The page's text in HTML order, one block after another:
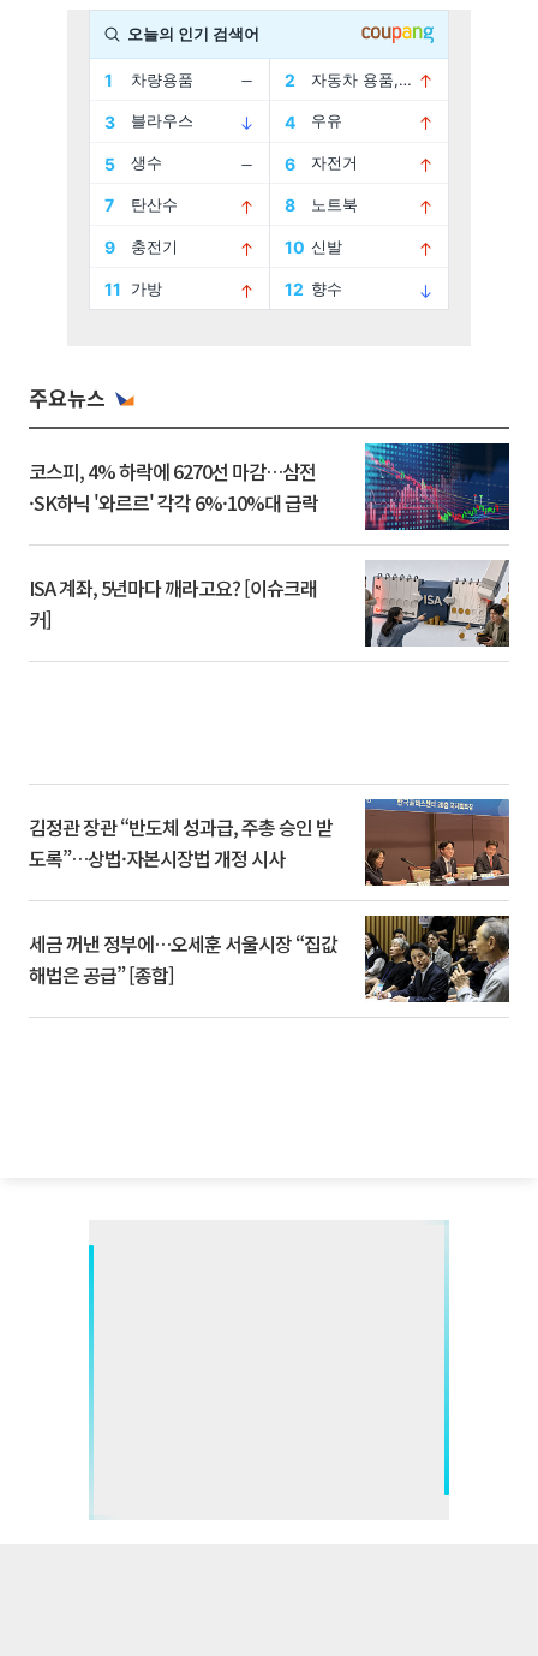
주요뉴스
코스피, 4% 하락에 6270선 마감…삼전
·SK하닉 '와르르' 각각 6%·10%대 급락
ISA 계좌, 5년마다 깨라고요? [이슈크래
커]
김정관 장관 “반도체 성과급, 주총 승인 받
도록”…상법·자본시장법 개정 시사
세금 꺼낸 정부에…오세훈 서울시장 “집값
해법은 공급” [종합]